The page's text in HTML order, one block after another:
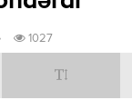
1027